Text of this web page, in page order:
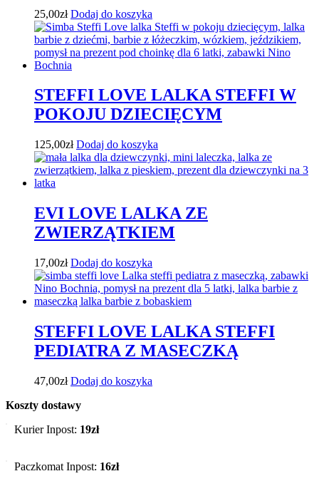
25,00zł Dodaj do koszyka
STEFFI LOVE LALKA STEFFI W
POKOJU DZIECIĘCYM
125,00zł Dodaj do koszyka
EVI LOVE LALKA ZE
ZWIERZĄTKIEM
17,00zł Dodaj do koszyka
STEFFI LOVE LALKA STEFFI
PEDIATRA Z MASECZKĄ
47,00zł Dodaj do koszyka
Koszty dostawy
Kurier Inpost: 19zł
Paczkomat Inpost: 16zł